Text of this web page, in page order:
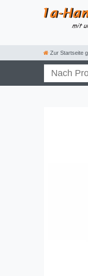
Zur Startseite